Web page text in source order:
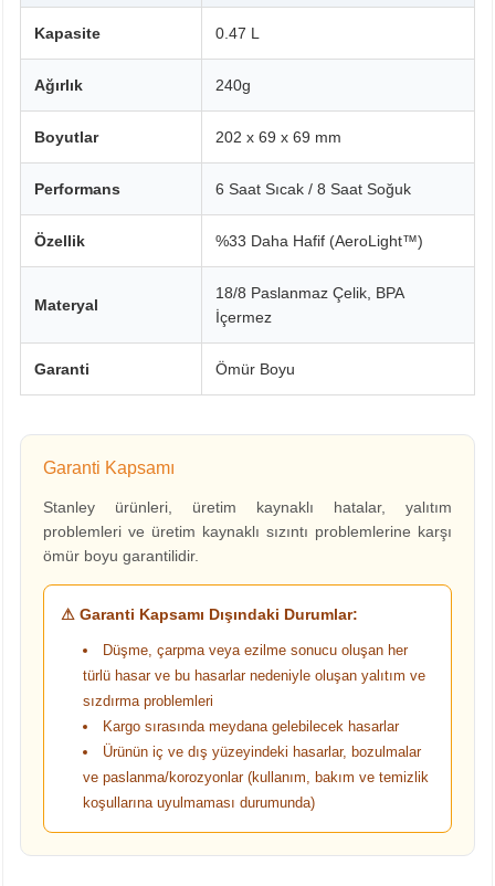
Kapasite 0.47 L
Ağırlık 240g
Boyutlar 202 x 69 x 69 mm
Performans 6 Saat Sıcak / 8 Saat Soğuk
Özellik %33 Daha Hafif (AeroLight™)
Materyal
18/8 Paslanmaz Çelik, BPA
İçermez
Garanti Ömür Boyu
Garanti Kapsamı
Stanley ürünleri, üretim kaynaklı hatalar, yalıtım
problemleri ve üretim kaynaklı sızıntı problemlerine karşı
ömür boyu garantilidir.
⚠ Garanti Kapsamı Dışındaki Durumlar:
Düşme, çarpma veya ezilme sonucu oluşan her
türlü hasar ve bu hasarlar nedeniyle oluşan yalıtım ve
sızdırma problemleri
Kargo sırasında meydana gelebilecek hasarlar
Ürünün iç ve dış yüzeyindeki hasarlar, bozulmalar
ve paslanma/korozyonlar (kullanım, bakım ve temizlik
koşullarına uyulmaması durumunda)